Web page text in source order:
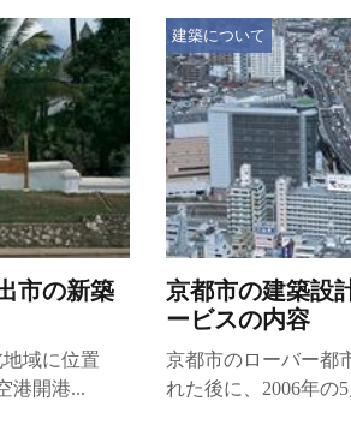
市の新築
域に位置
港開港...
京都市の建築設
ービスの内容
建築について
京都市のローバー都
れた後に、2006年の